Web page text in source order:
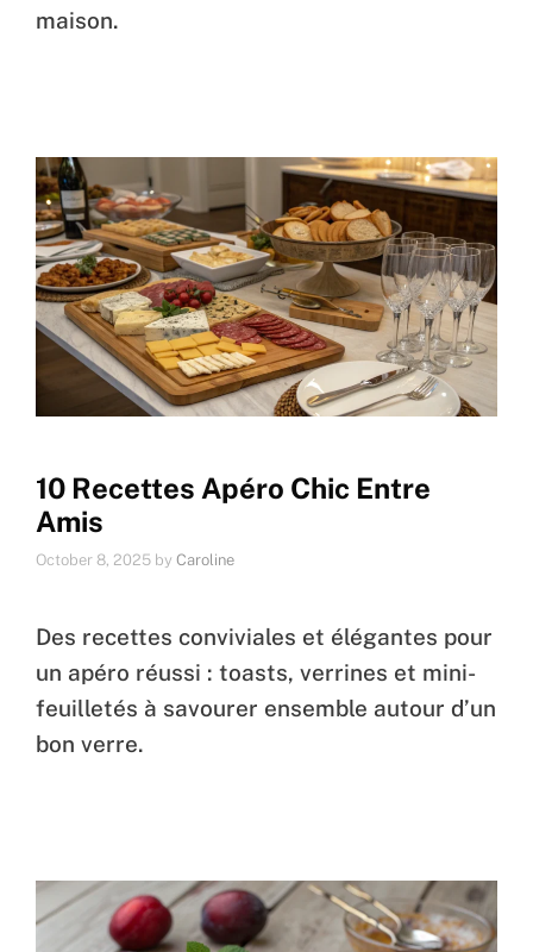
maison.
10 Recettes Apéro Chic Entre
Amis
October 8, 2025 by Caroline
Des recettes conviviales et élégantes pour
un apéro réussi : toasts, verrines et mini-
feuilletés à savourer ensemble autour d’un
bon verre.